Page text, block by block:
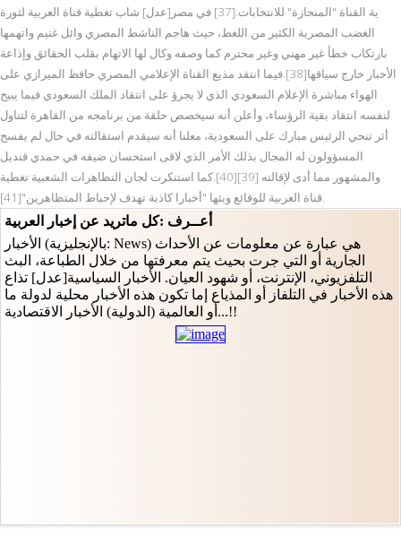
ية القناة "المنحازة" للانتخابات.[37] في مصر[عدل] شاب تغطية قناة العربية لثورة
الغضب المصرية الكثير من اللغط، حيث هاجم الناشط المصري وائل غنيم واتهمها
بارتكاب خطأ غير مهني وغير محترم كما وصفه وكال لها الاتهام بقلب الحقائق وإذاعة
الأخبار خارج سياقها[38].فيما انتقد مذيع القناة الإعلامي المصري حافظ الميرازي على
الهواء مباشرة الإعلام السعودي الذي لا يجرؤ على انتقاد الملك السعودي فيما يبيح
لنفسه انتقاد بقية الرؤساء، وأعلن أنه سيخصص حلقة من برنامجه من القاهرة لتناول
أثر تنحي الرئيس مبارك على السعودية، معلنا أنه سيقدم استقالته في حال لم يفسح
المسؤولون له المجال بذلك الأمر الذي لاقى استحسان ضيفه في حمدي قنديل
والمشهور مما أدى لإقالته [39][40].كما استنكرت لجان التظاهرات الشعبية تغطية
قناة العربية للوقائع وبثها "أخبارا كاذبة تهدف لإحباط المتظاهرين"[41].